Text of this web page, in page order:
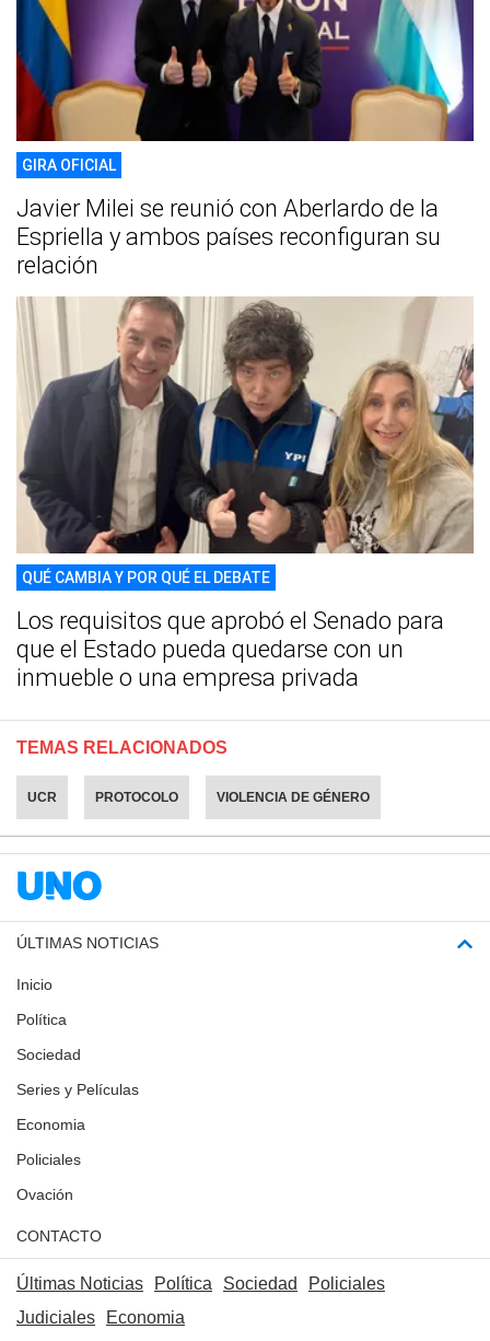
GIRA OFICIAL
Javier Milei se reunió con Aberlardo de la
Espriella y ambos países reconfiguran su
relación
QUÉ CAMBIA Y POR QUÉ EL DEBATE
Los requisitos que aprobó el Senado para
que el Estado pueda quedarse con un
inmueble o una empresa privada
TEMAS RELACIONADOS
UCR PROTOCOLO VIOLENCIA DE GÉNERO
ÚLTIMAS NOTICIAS
Inicio
Política
Sociedad
Series y Películas
Economia
Policiales
Ovación
CONTACTO
Últimas Noticias Política Sociedad
Policiales
Judiciales
Economia